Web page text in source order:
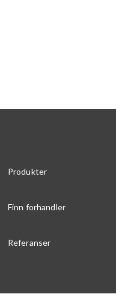
Produkter
Finn forhandler
Referanser